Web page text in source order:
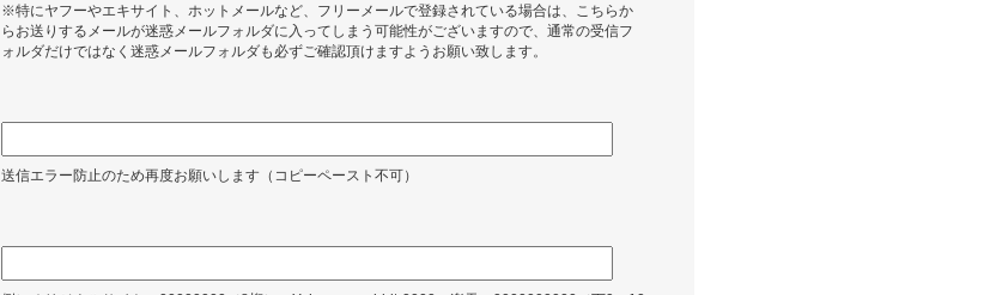
※特にヤフーやエキサイト、ホットメールなど、フリーメールで登録されている場合は、こちらか
らお送りするメールが迷惑メールフォルダに入ってしまう可能性がございますので、通常の受信フ
ォルダだけではなく迷惑メールフォルダも必ずご確認頂けますようお願い致します。
送信エラー防止のため再度お願いします（コピーペースト不可）